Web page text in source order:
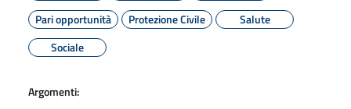
Pari opportunità
Protezione Civile
Salute
Sociale
Argomenti: